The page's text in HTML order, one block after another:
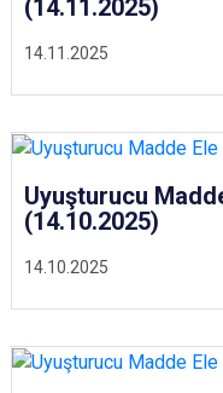
14.11.2025
(14.11.2025)
14.10.2025
Uyuşturucu
(14.10.2025)